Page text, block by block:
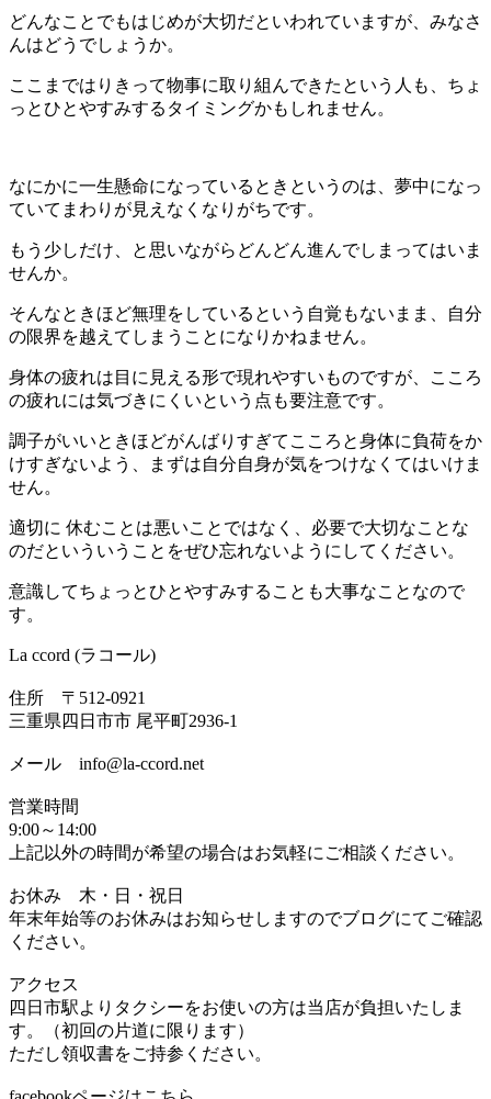
どんなことでもはじめが大切だといわれていますが、みなさ
んはどうでしょうか。
ここまではりきって物事に取り組んできたという人も、ちょ
っとひとやすみするタイミングかもしれません。
なにかに一生懸命になっているときというのは、夢中になっ
ていてまわりが見えなくなりがちです。
もう少しだけ、と思いながらどんどん進んでしまってはいま
せんか。
そんなときほど無理をしているという自覚もないまま、自分
の限界を越えてしまうことになりかねません。
身体の疲れは目に見える形で現れやすいものですが、こころ
の疲れには気づきにくいという点も要注意です。
調子がいいときほどがんばりすぎてこころと身体に負荷をか
けすぎないよう、まずは自分自身が気をつけなくてはいけま
せん。
適切に 休むことは悪いことではなく、必要で大切なことな
のだといういうことをぜひ忘れないようにしてください。
意識してちょっとひとやすみすることも大事なことなので
す。
La ccord (ラコール)
住所 〒512-0921
三重県四日市市 尾平町2936-1
メール info@la-ccord.net
営業時間
9:00～14:00
上記以外の時間が希望の場合はお気軽にご相談ください。
お休み 木・日・祝日
年末年始等のお休みはお知らせしますのでブログにてご確認
ください。
アクセス
四日市駅よりタクシーをお使いの方は当店が負担いたしま
す。（初回の片道に限ります）
ただし領収書をご持参ください。